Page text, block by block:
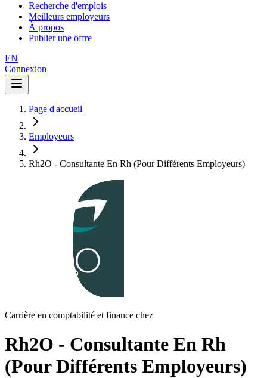
Recherche d'emplois
Meilleurs employeurs
À propos
Publier une offre
EN
Connexion
Page d'accueil
Employeurs
Rh2O - Consultante En Rh (Pour Différents Employeurs)
Carrière en comptabilité et finance chez
Rh2O - Consultante En Rh
(Pour Différents Employeurs)